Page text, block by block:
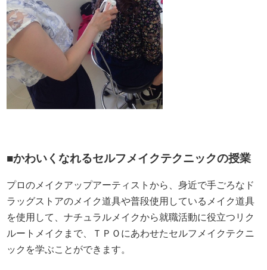
■かわいくなれるセルフメイクテクニックの授業
プロのメイクアップアーティストから、身近で手ごろなド
ラッグストアのメイク道具や普段使用しているメイク道具
を使用して、ナチュラルメイクから就職活動に役立つリク
ルートメイクまで、ＴＰＯにあわせたセルフメイクテクニ
ックを学ぶことができます。